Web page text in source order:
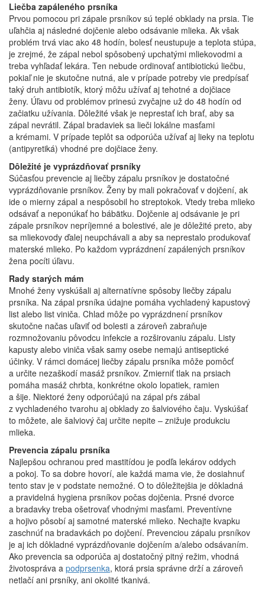
Liečba zapáleného prsníka
Prvou pomocou pri zápale prsníkov sú teplé obklady na prsia. Tie
uľahčia aj následné dojčenie alebo odsávanie mlieka. Ak však
problém trvá viac ako 48 hodín, bolesť neustupuje a teplota stúpa,
je zrejmé, že zápal nebol spôsobený upchatými mliekovodmi a
treba vyhľadať lekára. Ten nebude ordinovať antibiotickú liečbu,
pokiaľ nie je skutočne nutná, ale v prípade potreby vie predpísať
taký druh antibiotík, ktorý môžu užívať aj tehotné a dojčiace
ženy. Úľavu od problémov prinesú zvyčajne už do 48 hodín od
začiatku užívania. Dôležité však je neprestať ich brať, aby sa
zápal nevrátil. Zápal bradaviek sa lieči lokálne masťami
a krémami. V prípade teplôt sa odporúča užívať aj lieky na teplotu
(antipyretiká) vhodné pre dojčiace ženy.
Dôležité je vyprázdňovať prsníky
Súčasťou prevencie aj liečby zápalu prsníkov je dostatočné
vyprázdňovanie prsníkov. Ženy by mali pokračovať v dojčení, ak
ide o mierny zápal a nespôsobil ho streptokok. Vtedy treba mlieko
odsávať a neponúkať ho bábätku. Dojčenie aj odsávanie je pri
zápale prsníkov nepríjemné a bolestivé, ale je dôležité preto, aby
sa mliekovody ďalej neupchávali a aby sa neprestalo produkovať
materské mlieko. Po každom vyprázdnení zapálených prsníkov
žena pocíti úľavu.
Rady starých mám
Mnohé ženy vyskúšali aj alternatívne spôsoby liečby zápalu
prsníka. Na zápal prsníka údajne pomáha vychladený kapustový
list alebo list viniča. Chlad môže po vyprázdnení prsníkov
skutočne načas uľaviť od bolesti a zároveň zabraňuje
rozmnožovaniu pôvodcu infekcie a rozširovaniu zápalu. Listy
kapusty alebo viniča však samy osebe nemajú antiseptické
účinky. V rámci domácej liečby zápalu prsníka môže pomôcť
a určite nezaškodí masáž prsníkov. Zmierniť tlak na prsiach
pomáha masáž chrbta, konkrétne okolo lopatiek, ramien
a šije. Niektoré ženy odporúčajú na zápal pŕs zábal
z vychladeného tvarohu aj obklady zo šalviového čaju. Vyskúšať
to môžete, ale šalviový čaj určite nepite – znižuje produkciu
mlieka.
Prevencia zápalu prsníka
Najlepšou ochranou pred mastitídou je podľa lekárov oddych
a pokoj. To sa dobre hovorí, ale každá mama vie, že dosiahnuť
tento stav je v podstate nemožné. O to dôležitejšia je dôkladná
a pravidelná hygiena prsníkov počas dojčenia. Prsné dvorce
a bradavky treba ošetrovať vhodnými masťami. Preventívne
a hojivo pôsobí aj samotné materské mlieko. Nechajte kvapku
zaschnúť na bradavkách po dojčení. Prevenciou zápalu prsníkov
je aj ich dôkladné vyprázdňovanie dojčením a/alebo odsávaním.
Ako prevencia sa odporúča aj dostatočný pitný režim, vhodná
životospráva a podprsenka, ktorá prsia správne drží a zároveň
netlačí ani prsníky, ani okolité tkanivá.